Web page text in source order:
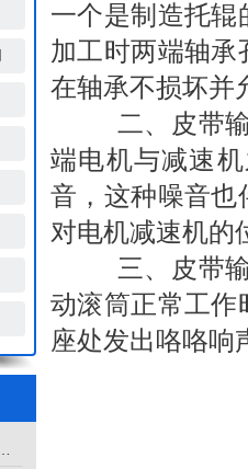
一个是制造托
加工时两端轴
在轴承不损坏并
二、皮带输送
端电机与减速
音，这种噪音也
对电机减速机的
三、皮带输送
动滚筒正常工作
座处发出咯咯